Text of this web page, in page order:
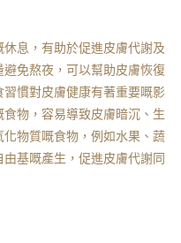
息，有助於促進皮膚代謝及
免熬夜，可以幫助皮膚恢復
慣對皮膚健康有著重要嘅影
物，容易導致皮膚暗沉、生
物質嘅食物，例如水果、蔬
基嘅產生，促進皮膚代謝同